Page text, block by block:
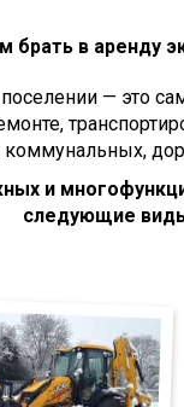
брать в аренду
— это
и
следующие